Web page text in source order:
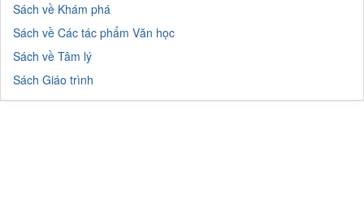
Sách về Khám phá
Sách về Các tác phẩm Văn học
Sách về Tâm lý
Sách Giáo trình